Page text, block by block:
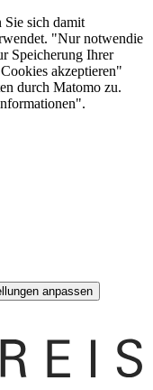
Sie sich damit
"Nur notwendie
Speicherung Ihrer
akzeptieren"
durch Matomo zu.
anpassen